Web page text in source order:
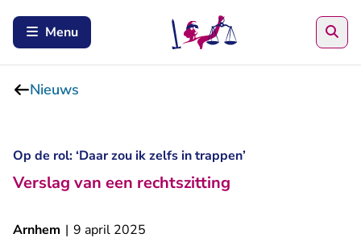
Menu
Nieuws
Op de rol: ‘Daar zou ik zelfs in trappen’
Verslag van een rechtszitting
Arnhem | 9 april 2025